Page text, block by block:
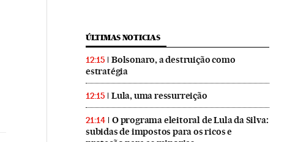
ÚLTIMAS NOTICIAS
12:15
Bolsonaro, a destruição como
estratégia
12:15 Lula, uma ressurreição
21:14
O programa eleitoral de Lula da Silva:
subidas de impostos para os ricos e